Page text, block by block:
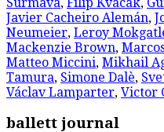
Javier Cacheiro Alemán,
Neumeier, Leroy
Mackenzie Brown,
Matteo Miccini, Mikhail
Tamura, Simone Dalè,
Václav Lamparter, Victor
ballett journal